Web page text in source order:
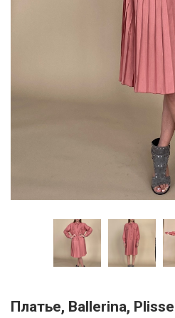
Платье, Ballerina,